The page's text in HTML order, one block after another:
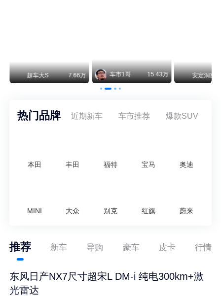
安定洞察 8.07万 智电出行 8.54万 智电出行
热门品牌 近期新车 车市推荐 爆款SUV
本田 丰田 福特 宝马 奥迪
MINI 大众 别克 红旗 蔚来
推荐 新车 导购 豪车 皮卡 行情
东风日产NX7尺寸超宋L DM-i 纯电300km+激
光雷达